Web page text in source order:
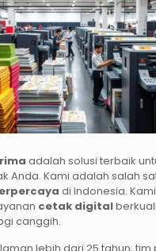
adalah solusi terbaik
Anda. Kami adalah salah
di Indonesia. Kami
cetak digital
canggih.